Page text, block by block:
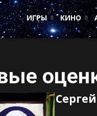
ИГРЫ
КИНО